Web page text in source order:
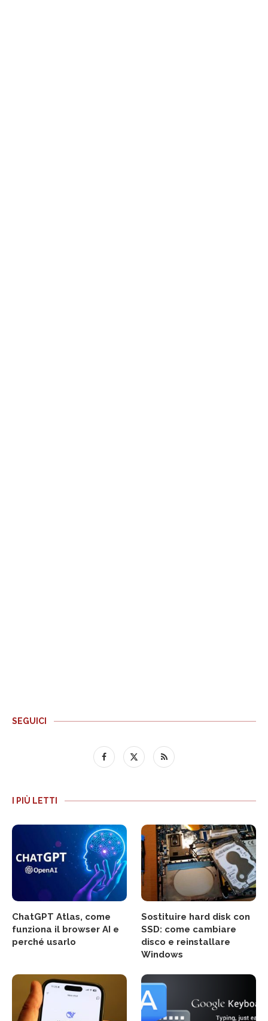
SEGUICI
I PIÙ LETTI
ChatGPT Atlas, come
funziona il browser AI e
perché usarlo
Sostituire hard disk con
SSD: come cambiare
disco e reinstallare
Windows